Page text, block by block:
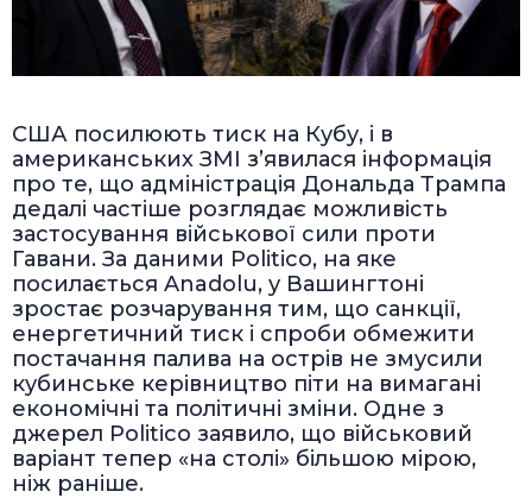
США посилюють тиск на Кубу, і в
американських ЗМІ з’явилася інформація
про те, що адміністрація Дональда Трампа
дедалі частіше розглядає можливість
застосування військової сили проти
Гавани. За даними Politico, на яке
посилається Anadolu, у Вашингтоні
зростає розчарування тим, що санкції,
енергетичний тиск і спроби обмежити
постачання палива на острів не змусили
кубинське керівництво піти на вимагані
економічні та політичні зміни. Одне з
джерел Politico заявило, що військовий
варіант тепер «на столі» більшою мірою,
ніж раніше.